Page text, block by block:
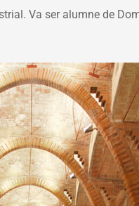
Va ser alumne de